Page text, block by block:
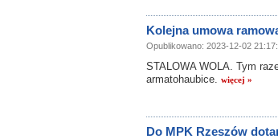
Kolejna umowa
Opublikowano: 2023-12-02
STALOWA WOLA. Tym
armatohaubice. więcej »
Do MPK Rzeszów